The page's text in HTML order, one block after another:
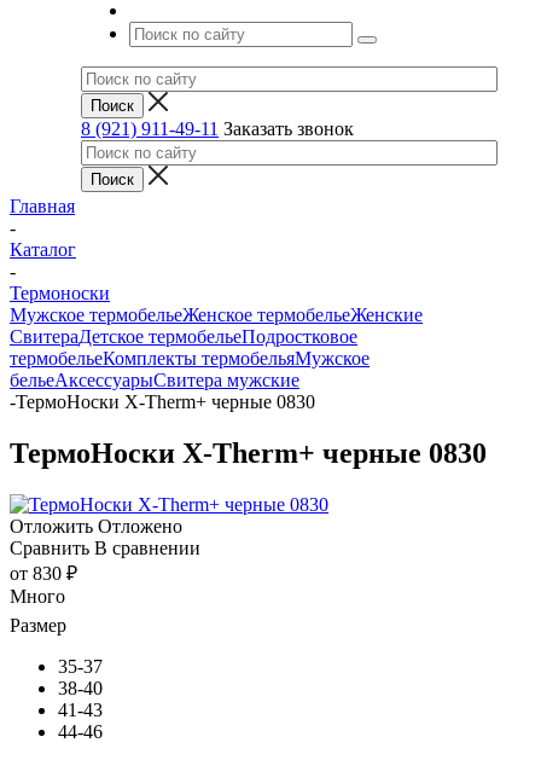
8 (921) 911-49-11 Заказать звонок
Главная
-
Каталог
-
Термоноски
Мужское термобельеЖенское термобельеЖенские
СвитераДетское термобельеПодростковое
термобельеКомплекты термобельяМужское
бельеАксессуарыСвитера мужские
-ТермоНоски X-Therm+ черные 0830
ТермоНоски X-Therm+ черные 0830
Отложить Отложено
Сравнить В сравнении
от 830 ₽
Много
Размер
35-37
38-40
41-43
44-46